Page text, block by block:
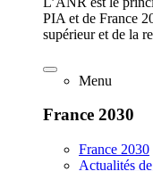
PIA et de France
supérieur et de la
Menu
France 2030
France 2030
Actualités